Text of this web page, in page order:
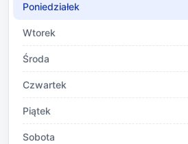
Poniedziałek
Wtorek
Środa
Czwartek
Piątek
Sobota